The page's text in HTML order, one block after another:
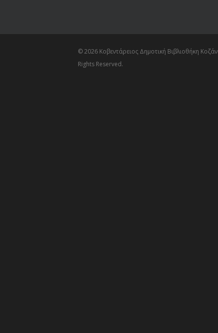
© 2026 Κοβεντάρειος Δημοτική Βιβλιοθήκη
Rights Reserved.